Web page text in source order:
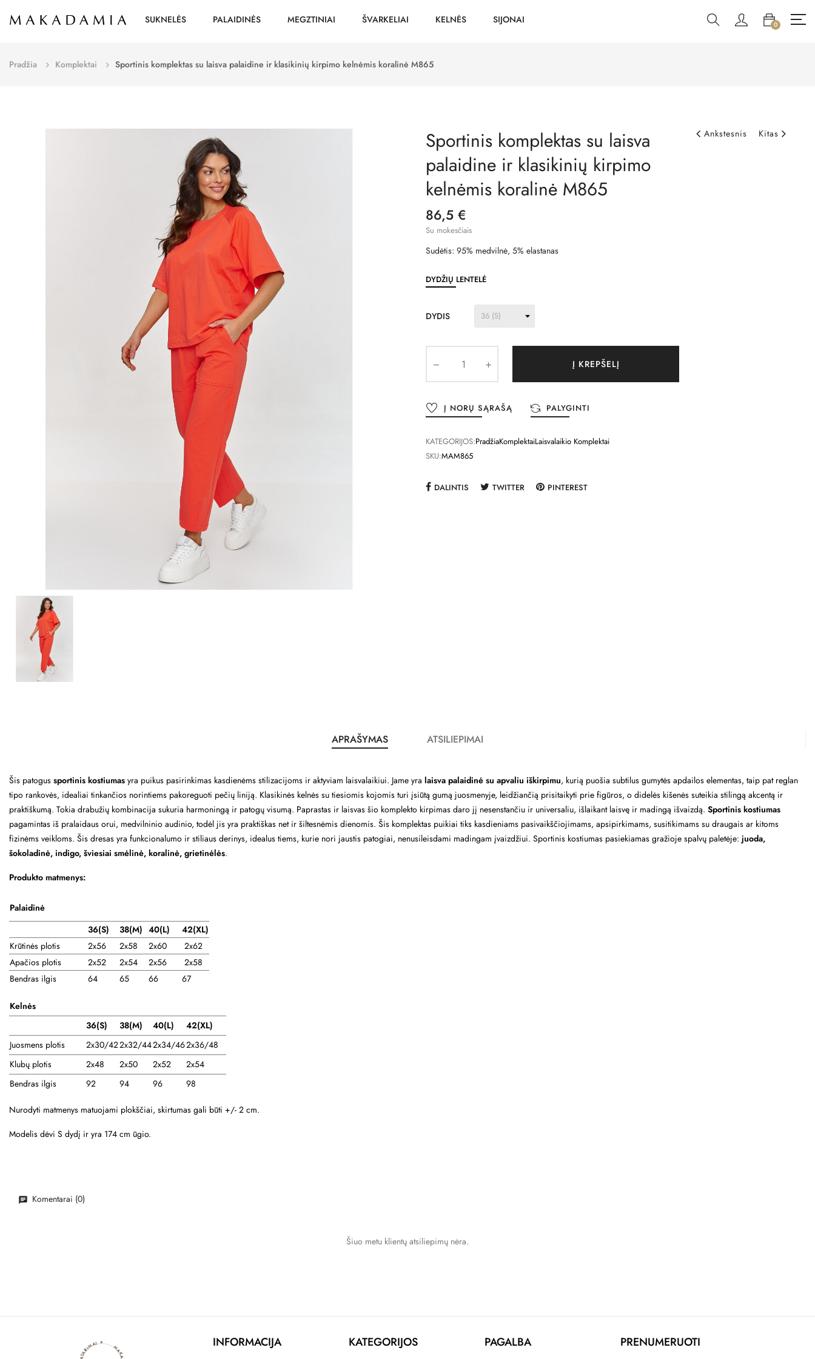
SUKNELĖS PALAIDINĖS MEGZTINIAI ŠVARKELIAI KELNĖS SIJONAI 0
Pradžia Komplektai Sportinis komplektas su laisva palaidine ir klasikinių kirpimo kelnėmis koralinė M865
Ankstesnis Kitas
Sportinis komplektas su laisva
palaidine ir klasikinių kirpimo
kelnėmis koralinė M865
86,5 €
Su mokesčiais
Sudėtis: 95% medvilnė, 5% elastanas
DYDŽIŲ LENTELĖ
DYDIS
Į KREPŠELĮ
Į NORŲ SĄRAŠĄ PALYGINTI
KATEGORIJOS:PradžiaKomplektaiLaisvalaikio Komplektai
SKU:MAM865
DALINTIS TWITTER PINTEREST
APRAŠYMAS ATSILIEPIMAI
Šis patogus sportinis kostiumas yra puikus pasirinkimas kasdienėms stilizacijoms ir aktyviam laisvalaikiui. Jame yra laisva palaidinė su apvaliu iškirpimu, kurią puošia subtilus gumytės apdailos elementas, taip pat reglan
tipo rankovės, idealiai tinkančios norintiems pakoreguoti pečių liniją. Klasikinės kelnės su tiesiomis kojomis turi įsiūtą gumą juosmenyje, leidžiančią prisitaikyti prie figūros, o didelės kišenės suteikia stilingą akcentą ir
praktiškumą. Tokia drabužių kombinacija sukuria harmoningą ir patogų visumą. Paprastas ir laisvas šio komplekto kirpimas daro jį nesenstančiu ir universaliu, išlaikant laisvę ir madingą išvaizdą. Sportinis kostiumas
pagamintas iš pralaidaus orui, medvilninio audinio, todėl jis yra praktiškas net ir šiltesnėmis dienomis. Šis komplektas puikiai tiks kasdieniams pasivaikščiojimams, apsipirkimams, susitikimams su draugais ar kitoms
fizinėms veikloms. Šis dresas yra funkcionalumo ir stiliaus derinys, idealus tiems, kurie nori jaustis patogiai, nenusileisdami madingam įvaizdžiui. Sportinis kostiumas pasiekiamas gražioje spalvų paletėje: juoda,
šokoladinė, indigo, šviesiai smėlinė, koralinė, grietinėlės.
Produkto matmenys:
Palaidinė
36(S)
38(M) 40(L)
42(XL)
Krūtinės plotis
2x56 2x58 2x60
2x62
Apačios plotis
2x52 2x54 2x56
2x58
Bendras ilgis
64 65 66 67
Kelnės
36(S)
38(M) 40(L)
42(XL)
Juosmens plotis
2x30/422x32/442x34/462x36/48
Klubų plotis
2x48 2x50 2x52
2x54
Bendras ilgis
92 94 96 98
Nurodyti matmenys matuojami plokščiai, skirtumas gali būti +/- 2 cm.
Modelis dėvi S dydį ir yra 174 cm ūgio.
Komentarai (0)
Šiuo metu klientų atsiliepimų nėra.
INFORMACIJA KATEGORIJOS PAGALBA PRENUMERUOTI